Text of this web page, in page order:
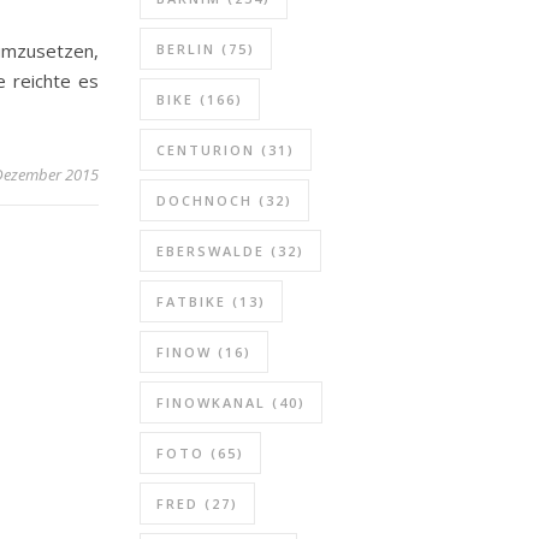
reichte es
2015
BERLIN (75)
BIKE (166)
CENTURION (31)
DOCHNOCH (32)
EBERSWALDE (32)
FATBIKE (13)
FINOW (16)
FINOWKANAL (40)
FOTO (65)
FRED (27)